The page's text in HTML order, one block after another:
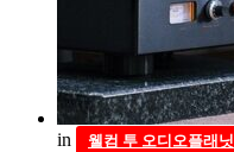
in 웰컴 투 오디오플래닛